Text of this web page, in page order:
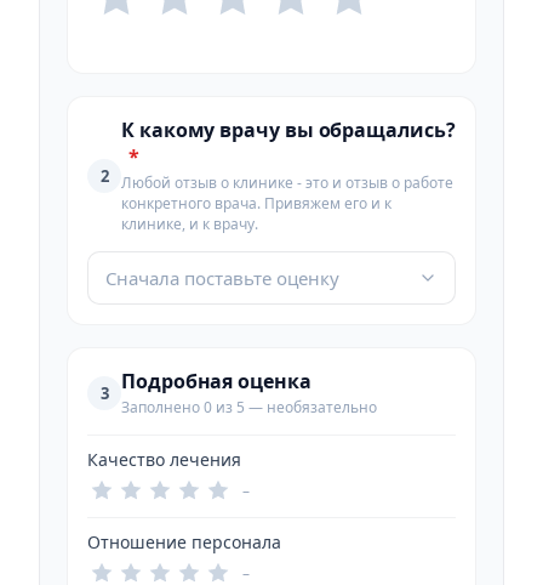
2
К какому врачу вы обращались?
*
Любой отзыв о клинике - это и отзыв о работе
конкретного врача. Привяжем его и к
клинике, и к врачу.
Сначала поставьте оценку
3 Подробная оценка
Заполнено 0 из 5 — необязательно
Качество лечения
–
Отношение персонала
–